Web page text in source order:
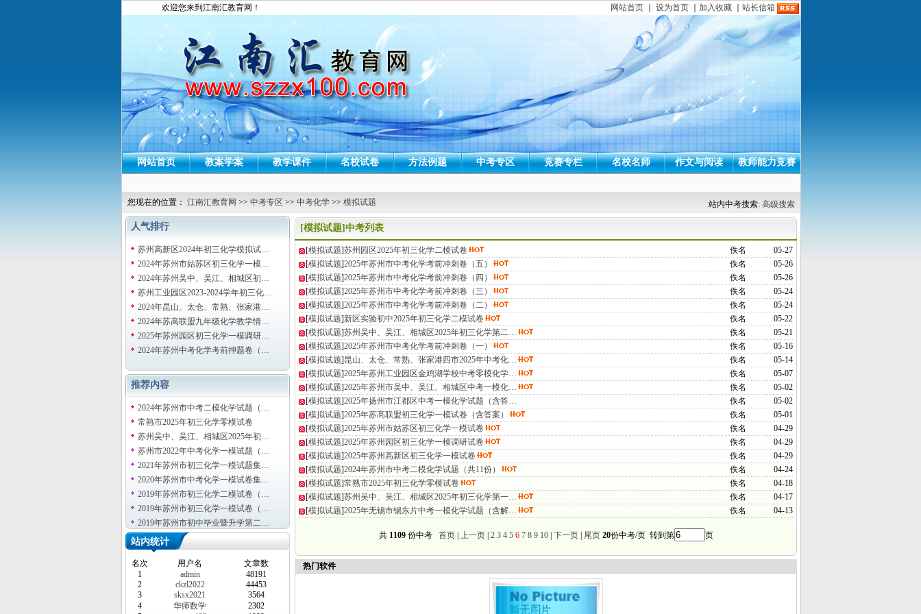
欢迎您来到江南汇教育网！ 网站首页 设为首页 加入收藏 站长信箱
网站首页 教案学案 教学课件 名校试卷 方法例题 中考专区 竞赛专栏 名校名师 作文与阅读 教师能力竞赛
您现在的位置： 江南汇教育网 >> 中考专区 >> 中考化学 >> 模拟试题 站内中考搜索: 高级搜索
人气排行
苏州高新区2024年初三化学模拟试…
2024年苏州市姑苏区初三化学一模…
2024年苏州吴中、吴江、相城区初…
苏州工业园区2023-2024学年初三化…
2024年昆山、太仓、常熟、张家港…
2024年苏高联盟九年级化学教学情…
2025年苏州园区初三化学一模调研…
2024年苏州中考化学考前押题卷（…
推荐内容
2024年苏州市中考二模化学试题（…
常熟市2025年初三化学零模试卷
苏州吴中、吴江、相城区2025年初…
苏州市2022年中考化学一模试题（…
2021年苏州市初三化学一模试题集…
2020年苏州市中考化学一模试卷集…
2019年苏州市初三化学二模试卷（…
2019年苏州市初三化学一模试卷（…
2019年苏州市初中毕业暨升学第二…
站内统计
名次 用户名
文章数
1
admin
48191
2
ckzl2022
44453
3
sksx2021
3564
4
华师数学
2302
[模拟试题]中考列表
[模拟试题]苏州园区2025年初三化学二模试卷 佚名
05-27
[模拟试题]2025年苏州市中考化学考前冲刺卷（五） 佚名
05-26
[模拟试题]2025年苏州市中考化学考前冲刺卷（四） 佚名
05-26
[模拟试题]2025年苏州市中考化学考前冲刺卷（三） 佚名
05-24
[模拟试题]2025年苏州市中考化学考前冲刺卷（二） 佚名
05-24
[模拟试题]新区实验初中2025年初三化学二模试卷 佚名
05-22
[模拟试题]苏州吴中、吴江、相城区2025年初三化学第二… 佚名
05-21
[模拟试题]2025年苏州市中考化学考前冲刺卷（一） 佚名
05-16
[模拟试题]昆山、太仓、常熟、张家港四市2025年中考化… 佚名
05-14
[模拟试题]2025年苏州工业园区金鸡湖学校中考零模化学… 佚名
05-07
[模拟试题]2025年苏州市吴中、吴江、相城区中考一模化… 佚名
05-02
[模拟试题]2025年扬州市江都区中考一模化学试题（含答… 佚名
05-02
[模拟试题]2025年苏高联盟初三化学一模试卷（含答案） 佚名
05-01
[模拟试题]2025年苏州市姑苏区初三化学一模试卷 佚名
04-29
[模拟试题]2025年苏州园区初三化学一模调研试卷 佚名
04-29
[模拟试题]2025年苏州高新区初三化学一模试卷 佚名
04-29
[模拟试题]2024年苏州市中考二模化学试题（共11份） 佚名
04-24
[模拟试题]常熟市2025年初三化学零模试卷 佚名
04-18
[模拟试题]苏州吴中、吴江、相城区2025年初三化学第一… 佚名
04-17
[模拟试题]2025年无锡市锡东片中考一模化学试题（含解… 佚名 04-13
共 1109份中考 首页| 上一页| 2 3 4 5 6 7 8 9 10| 下一页| 尾页 20份中考/页 转到第 页
热门软件